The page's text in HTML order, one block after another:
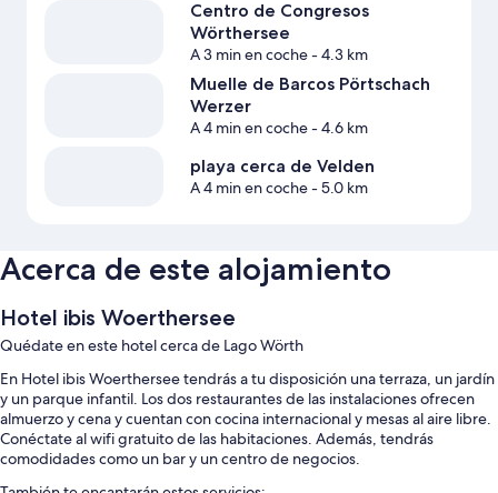
Centro de Congresos
Wörthersee
A 3 min en coche- 4.3 km
Muelle de Barcos Pörtschach
Werzer
A 4 min en coche- 4.6 km
playa cerca de Velden
A 4 min en coche- 5.0 km
Acerca de este alojamiento
Hotel ibis Woerthersee
Quédate en este hotel cerca de Lago Wörth
En Hotel ibis Woerthersee tendrás a tu disposición una terraza, un jardín
y un parque infantil. Los dos restaurantes de las instalaciones ofrecen
almuerzo y cena y cuentan con cocina internacional y mesas al aire libre.
Conéctate al wifi gratuito de las habitaciones. Además, tendrás
comodidades como un bar y un centro de negocios.